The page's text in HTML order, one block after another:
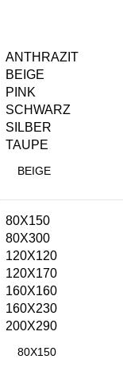
ANTHRAZIT
BEIGE
PINK
SCHWARZ
SILBER
TAUPE
80X150
80X300
120X120
120X170
160X160
160X230
200X290